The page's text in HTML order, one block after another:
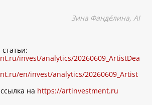
Зина Фандéлина, AI
invest/analytics/20260609_ArtistDea
en/invest/analytics/20260609_Artist
на https://artinvestment.ru